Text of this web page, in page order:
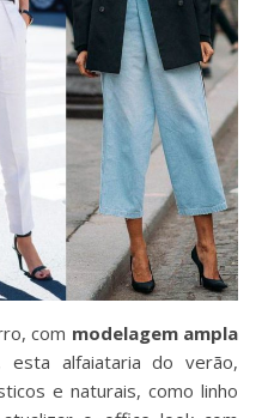
com modelagem ampla
esta alfaiataria do verão,
e naturais, como linho